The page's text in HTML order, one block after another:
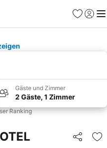
Favoriten
Gäste und Zimmer
2 Gäste, 1 Zimmer
Ranking
Teilen